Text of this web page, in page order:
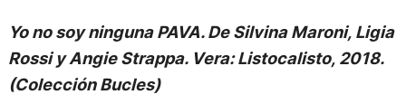
Yo no soy ninguna PAVA. De Silvina Maroni, Ligia
Rossi y Angie Strappa. Vera: Listocalisto, 2018.
(Colección Bucles)